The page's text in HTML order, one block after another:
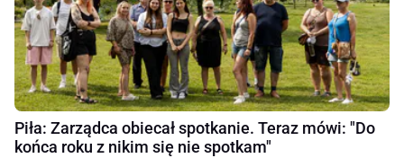
Piła: Zarządca obiecał spotkanie. Teraz mówi: "Do
końca roku z nikim się nie spotkam"